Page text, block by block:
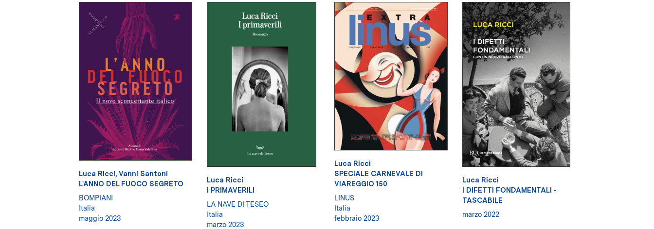
Luca Ricci, Vanni Santoni
L'ANNO DEL FUOCO SEGRETO
BOMPIANI
Italia
maggio 2023
Luca Ricci
I PRIMAVERILI
LA NAVE DI TESEO
Italia
marzo 2023
Luca Ricci
SPECIALE CARNEVALE DI
VIAREGGIO 150
LINUS
Italia
febbraio 2023
Luca Ricci
I DIFETTI FONDAMENTALI -
TASCABILE
marzo 2022